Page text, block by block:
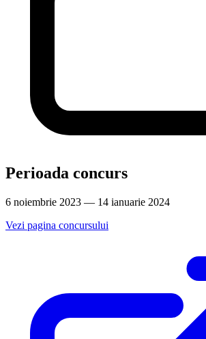
Perioada concurs
6 noiembrie 2023 — 14 ianuarie 2024
Vezi pagina concursului